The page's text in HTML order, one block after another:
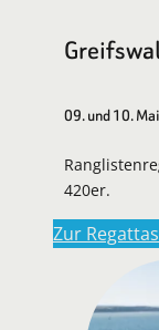
09. und 10.
420er.
Zur